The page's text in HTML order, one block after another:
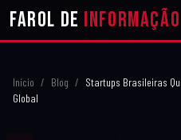
Farol de Informação
Início / Blog / Startups Brasileiras
Global